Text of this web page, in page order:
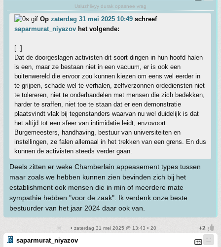
Usluzhlivyy durak opasnee vrag
Op zaterdag 31 mei 2025 10:49 schreef
saparmurat_niyazov het volgende:
[..]
Dat de doorgeslagen activisten dit soort dingen in hun hoofd halen
is een, maar ze bestaan niet in een vacuum, er is ook een
buitenwereld die ervoor zou kunnen kiezen om eens wel eerder in
te grijpen, schade wel te verhalen, zelfverzonnen ordediensten niet
te tolereren, niet te onderhandelen met mensen die zich bedekken,
harder te sraffen, niet toe te staan dat er een demonstratie
plaatsvindt vlak bij tegenstanders waarvan nu wel duidelijk is dat
het altijd tot een sfeer van intimidatie leidt, enzovoort.
Burgemeesters, handhaving, bestuur van universiteiten en
instellingen, ze falen allemaal in het trekken van een grens. En dus
kunnen de activisten steeds verder gaan.
Deels zitten er weke Chamberlain appeasement types tussen
maar zoals we hebben kunnen zien bevinden zich bij het
establishment ook mensen die in min of meerdere mate
sympathie hebben "voor de zaak". Ik verdenk onze beste
bestuurder van het jaar 2024 daar ook van.
• zaterdag 31 mei 2025 @ 13:43 • 20
saparmurat_niyazov